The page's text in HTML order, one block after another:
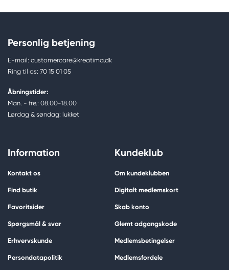
Personlig betjening
E-mail: customercare@kreatima.dk
Ring til os: 70 15 01 05
Åbningstider:
Man. - fre.: 08.00-18.00
Lørdag & søndag: lukket
Information
Kontakt os
Find butik
Favoritsider
Spørgsmål & svar
Erhvervskunde
Persondatapolitik
Kundeklub
Om kundeklubben
Digitalt medlemskort
Skab konto
Glemt adgangskode
Medlemsbetingelser
Medlemsfordele